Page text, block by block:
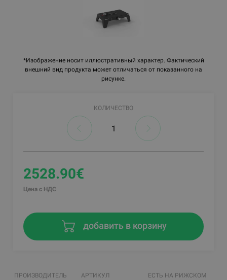
*Изображение носит иллюстративный характер. Фактический
внешний вид продукта может отличаться от показанного на
рисунке.
КОЛИЧЕСТВО
2528.90€
Цена с НДС
добавить в корзину
ПРОИЗВОДИТЕЛЬ АРТИКУЛ
ЕСТЬ НА РИЖСКОМ